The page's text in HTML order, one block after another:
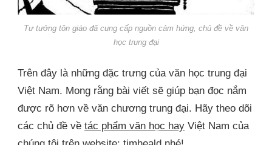
Tư tưởng tôn giáo đã cung cấp nguồn cảm hứng, chủ đề về văn
học trung đại
Trên đây là những đặc trưng của văn học trung đại
Việt Nam. Mong rằng bài viết sẽ giúp bạn đọc nắm
được rõ hơn về văn chương trung đại. Hãy theo dõi
các chủ đề về tác phẩm văn học hay Việt Nam của